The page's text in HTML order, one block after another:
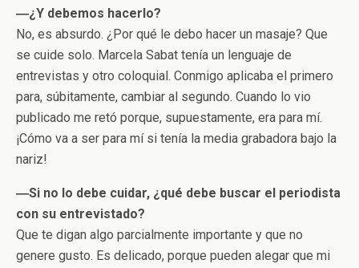
―¿Y debemos hacerlo?
No, es absurdo. ¿Por qué le debo hacer un masaje? Que
se cuide solo. Marcela Sabat tenía un lenguaje de
entrevistas y otro coloquial. Conmigo aplicaba el primero
para, súbitamente, cambiar al segundo. Cuando lo vio
publicado me retó porque, supuestamente, era para mí.
¡Cómo va a ser para mí si tenía la media grabadora bajo la
nariz!
―Si no lo debe cuidar, ¿qué debe buscar el periodista
con su entrevistado?
Que te digan algo parcialmente importante y que no
genere gusto. Es delicado, porque pueden alegar que mi